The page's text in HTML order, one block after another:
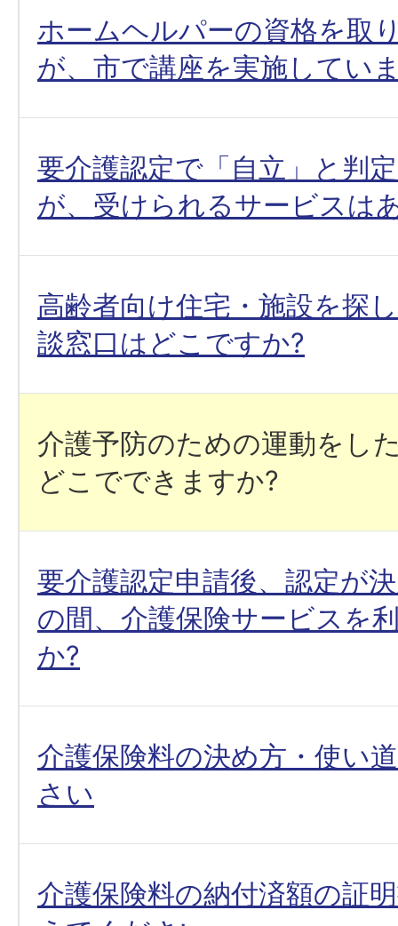
ホームヘルパーの資格を取
が、市で講座を実施してい
要介護認定で「自立」と判
が、受けられるサービスは
高齢者向け住宅・施設を探
談窓口はどこですか?
介護予防のための運動をし
どこでできますか?
要介護認定申請後、認定が
の間、介護保険サービスを
か?
介護保険料の決め方・使い
さい
介護保険料の納付済額の証